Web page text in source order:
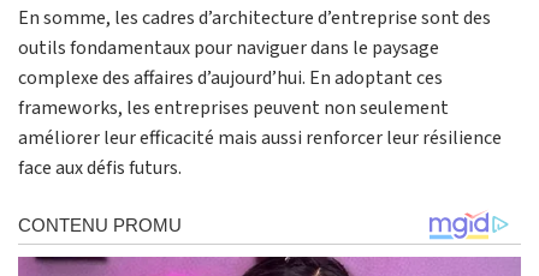
En somme, les cadres d’architecture d’entreprise sont des
outils fondamentaux pour naviguer dans le paysage
complexe des affaires d’aujourd’hui. En adoptant ces
frameworks, les entreprises peuvent non seulement
améliorer leur efficacité mais aussi renforcer leur résilience
face aux défis futurs.